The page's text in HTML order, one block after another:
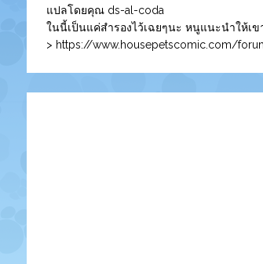
แปลโดยคุณ ds-al-coda
ในนี้เป็นแค่สำรองไว้เฉยๆนะ หนูแนะนำให้เ
> https://www.housepetscomic.com/